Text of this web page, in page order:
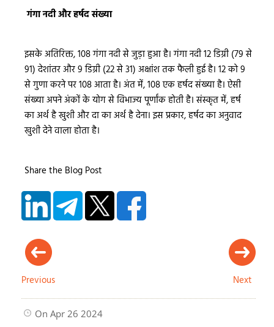
गंगा नदी और हर्षद संख्या
इसके अतिरिक्त, 108 गंगा नदी से जुड़ा हुआ है। गंगा नदी 12 डिग्री (79 से
91) देशांतर और 9 डिग्री (22 से 31) अक्षांश तक फैली हुई है। 12 को 9
से गुणा करने पर 108 आता है। अंत में, 108 एक हर्षद संख्या है। ऐसी
संख्या अपने अंकों के योग से विभाज्य पूर्णांक होती है। संस्कृत में, हर्ष
का अर्थ है खुशी और दा का अर्थ है देना। इस प्रकार, हर्षद का अनुवाद
खुशी देने वाला होता है।
Share the Blog Post
Previous Next
On Apr 26 2024